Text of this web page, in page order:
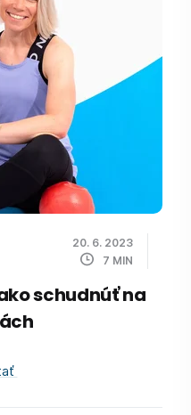
20. 6. 2023
7 MIN
schudnúť na